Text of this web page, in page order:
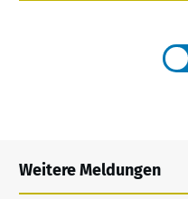
Weitere Meldungen